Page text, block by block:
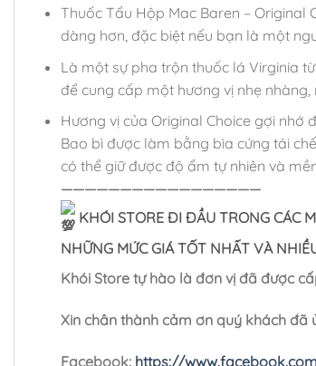
Thuốc Tẩu Hộp Mac Baren –
dàng hơn, đặc biệt nếu bạn là một
Là một sự pha trộn thuốc lá Virginia
để cung cấp một hương vị nhẹ
Hương vị của Original Choice gợi nhớ
Bao bì được làm bằng bìa cứng tái
có thể giữ được độ ẩm tự nhiên và
—————————————————
KHÓI STORE ĐI ĐẦU TRONG CÁC
NHỮNG MỨC GIÁ TỐT NHẤT VÀ
Khói Store tự hào là đơn vị đã được
Xin chân thành cảm ơn quý khách đã
Facebook: https://